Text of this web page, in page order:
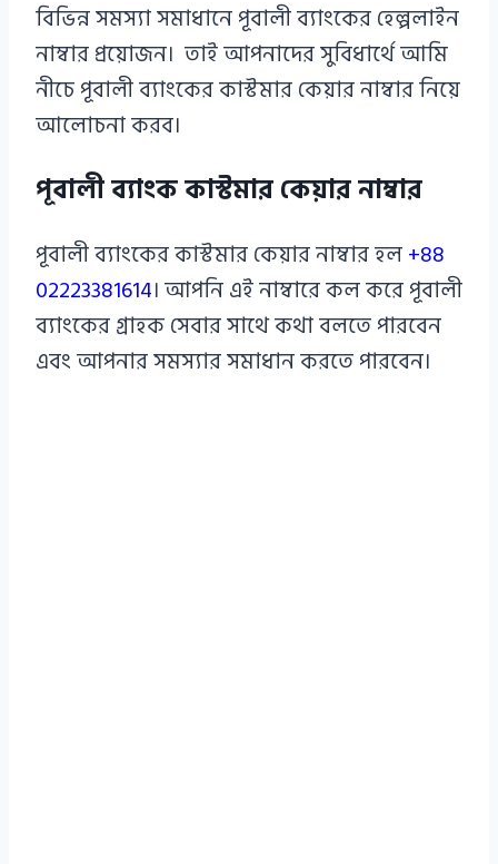
বিভিন্ন সমস্যা সমাধানে পূবালী ব্যাংকের হেল্পলাইন
নাম্বার প্রয়োজন। তাই আপনাদের সুবিধার্থে আমি
নীচে পূবালী ব্যাংকের কাস্টমার কেয়ার নাম্বার নিয়ে
আলোচনা করব।
পূবালী ব্যাংক কাস্টমার কেয়ার নাম্বার
পূবালী ব্যাংকের কাস্টমার কেয়ার নাম্বার হল+88
02223381614। আপনি এই নাম্বারে কল করে পূবালী
ব্যাংকের গ্রাহক সেবার সাথে কথা বলতে পারবেন
এবং আপনার সমস্যার সমাধান করতে পারবেন।